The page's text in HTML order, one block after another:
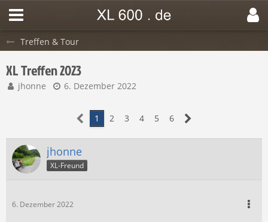
Treffen & Tour
XL Treffen 2023
jhonne 6. Dezember 2022
1 2 3 4 5 6
jhonne
XL-Freund
6. Dezember 2022